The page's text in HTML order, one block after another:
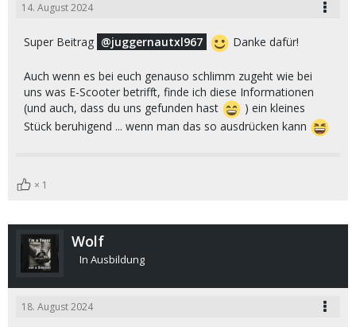
14. August 2024
Super Beitrag juggernautxl967 Danke dafür!
Auch wenn es bei euch genauso schlimm zugeht wie bei
uns was E-Scooter betrifft, finde ich diese Informationen
(und auch, dass du uns gefunden hast
) ein kleines
Stück beruhigend ... wenn man das so ausdrücken kann
1
Wolf
In Ausbildung
18. August 2024